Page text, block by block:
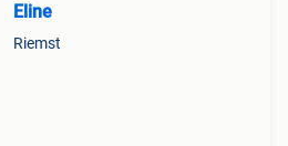
Eline
Riemst